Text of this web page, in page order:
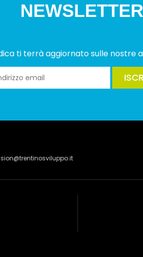
NEWSLETTER
ti terrà aggiornato sulle nostre